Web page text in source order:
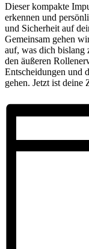
Dieser kompakte
erkennen und
und Sicherheit auf
Gemeinsam gehen
auf, was dich bislang
den äußeren
Entscheidungen und
gehen. Jetzt ist deine